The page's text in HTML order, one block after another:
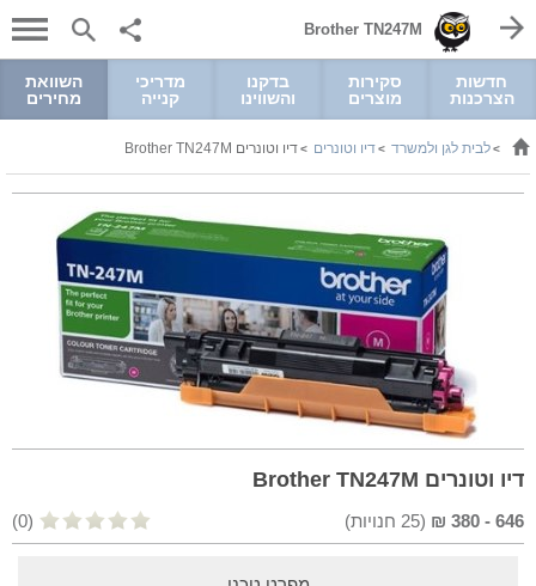
Brother TN247M
חדשות
הצרכנות
סקירות
מוצרים
בדקנו
והשווינו
מדריכי
קנייה
השוואת
מחירים
>לבית לגן ולמשרד >דיו וטונרים >דיו וטונרים Brother TN247M
דיו וטונרים Brother TN247M
646
-
380
₪
(
25 חנויות) (0)